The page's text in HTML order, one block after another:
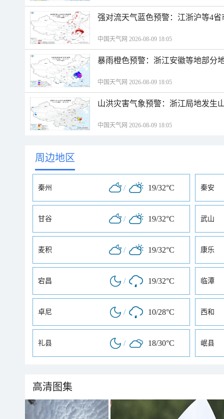
强对流天气蓝色预警：江浙沪等4
中国天气网 2026-08-09 18:05
暴雨橙色预警：浙江安徽等地部分
中国天气网 2026-08-09 18:05
山洪灾害气象预警：浙江局地发生
中国天气网 2026-08-09 18:05
周边地区
秦州 / 19/32°C 秦安
甘谷 / 19/32°C 武山
麦积 / 19/32°C 康乐
宕昌 / 19/32°C 临潭
卓尼 / 10/28°C 西和
礼县 / 18/30°C 岷县
高清图集